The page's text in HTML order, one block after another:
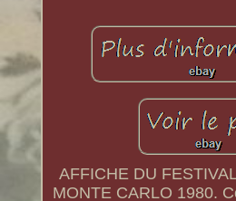
AFFICHE DU
MONTE CARLO 1980.